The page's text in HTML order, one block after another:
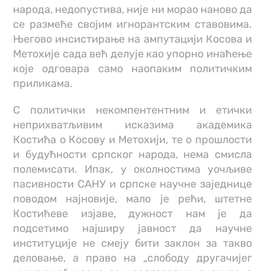
народа, недопустива, није ни морао наново да
се размеће својим игнорантским ставовима.
Његово инсистирање на ампутацији Косова и
Метохије сада већ делује као упорно инаћење
које одговара само наопаким политичким
приликама.
С политички некомпентентним и етички
неприхватљивим исказима академика
Костића о Косову и Метохији, те о прошлости
и будућности српског народа, нема смисла
полемисати. Ипак, у околностима уочљиве
пасивности САНУ и српске научне заједнице
поводом најновије, мало је рећи, штетне
Костићеве изјаве, дужност нам је да
подсетимо најширу јавност да научне
институције не смеју бити заклон за такво
деловање, а право на „слободу другачијег